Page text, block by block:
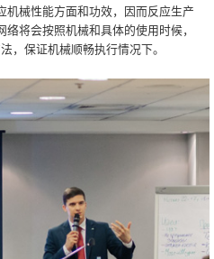
机械性能方面和功效，因而反应生产
将会按照机械和具体的使用时候，
，保证机械顺畅执行情况下。